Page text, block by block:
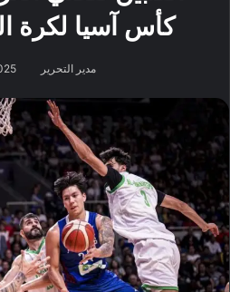
كأس آسيا لكرة
مدير التحرير